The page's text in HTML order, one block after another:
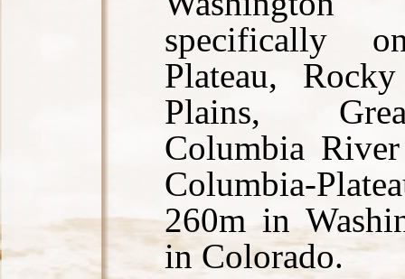
specifically
Plateau,
Plains,
Columbia
Columbia-
260m in
in Colorado.